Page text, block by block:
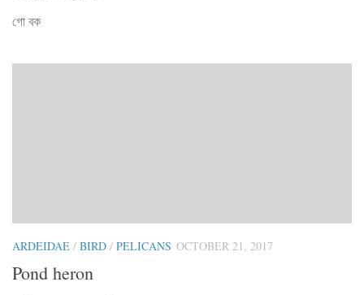
গো বক
ARDEIDAE / BIRD / PELICANS OCTOBER 21, 2017
Pond heron